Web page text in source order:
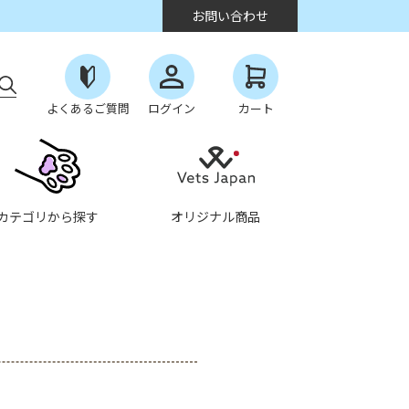
お問い合わせ
よくあるご質問 ログイン カート
テゴリから探す オリジナル商品